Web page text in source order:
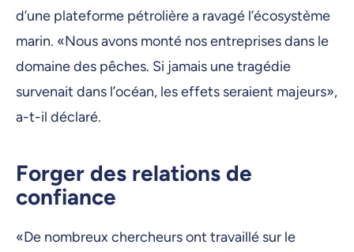
d’une plateforme pétrolière a ravagé l’écosystème
marin. «Nous avons monté nos entreprises dans le
domaine des pêches. Si jamais une tragédie
survenait dans l’océan, les effets seraient majeurs»,
a-t-il déclaré.
Forger des relations de
confiance
«De nombreux chercheurs ont travaillé sur le